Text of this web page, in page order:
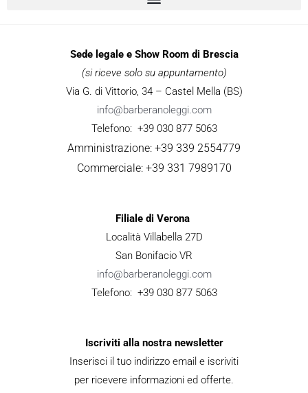
Sede legale e Show Room di Brescia
(si riceve solo su appuntamento)
Via G. di Vittorio, 34 – Castel Mella (BS)
info@barberanoleggi.com
Telefono: +39 030 877 5063
Amministrazione: +39 339 2554779
Commerciale: +39 331 7989170
Filiale di Verona
Località Villabella 27D
San Bonifacio VR
info@barberanoleggi.com
Telefono: +39 030 877 5063
Iscriviti alla nostra newsletter
Inserisci il tuo indirizzo email e iscriviti
per ricevere informazioni ed offerte.